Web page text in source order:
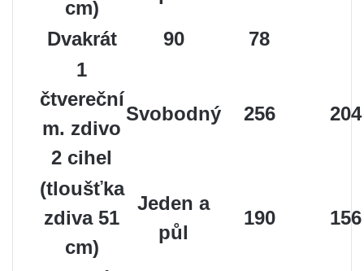
cm)
Dvakrát 90
78
1
čtvereční
m. zdivo
2 cihel
Svobodný 256 204
(tloušťka
zdiva 51
cm)
Jeden a
půl
190 156